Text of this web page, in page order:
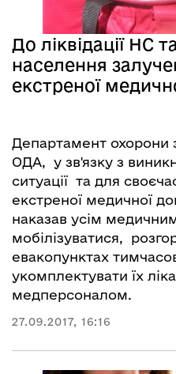
До ліквідації НС
населення
екстреної
Департамент охорони
ОДА, у зв'язку з
ситуації та для
екстреної медичної
наказав усім
мобілізуватися,
евакопунктах
укомплектувати їх
медперсоналом.
27.09.2017, 16:16